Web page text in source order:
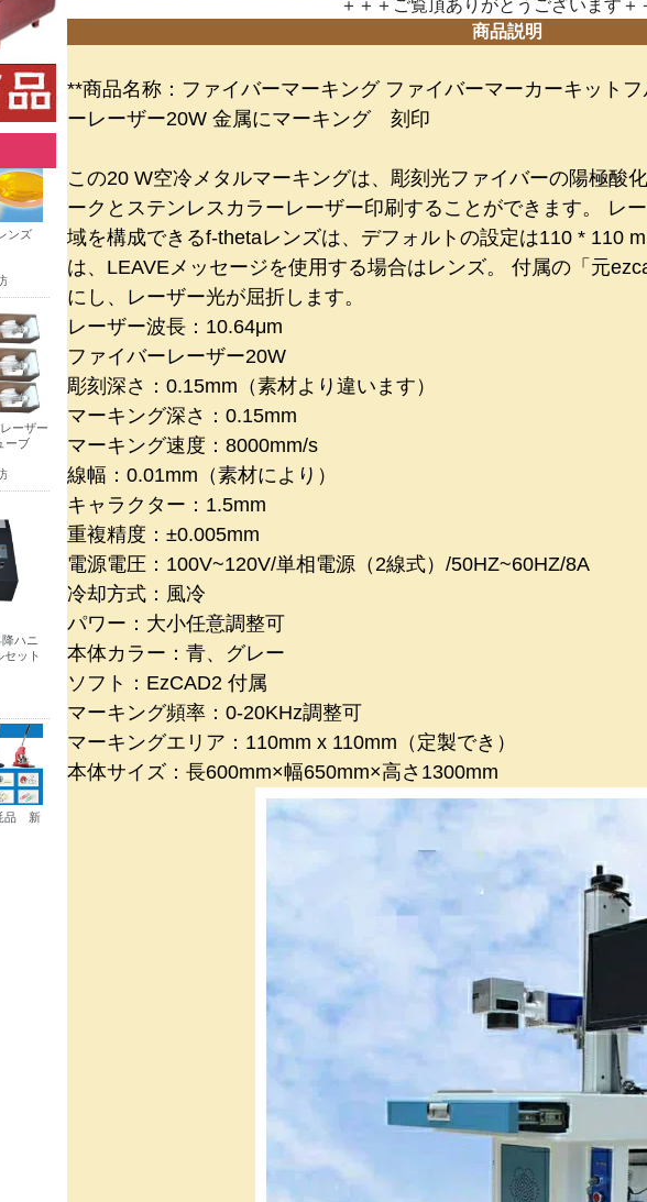
ンズ
ーザー
ーブ
ット
品 新
＋＋＋ご覧頂ありがとうございます＋
商品説明
**商品名称：ファイバーマーキング ファイバーマーカーキット
ーレーザー20W 金属にマーキング 刻印
この20 W空冷メタルマーキングは、彫刻光ファイバーの陽極酸
ークとステンレスカラーレーザー印刷することができます。 レ
域を構成できるf-thetaレンズは、デフォルトの設定は110 * 110
は、LEAVEメッセージを使用する場合はレンズ。 付属の「元
にし、レーザー光が屈折します。
レーザー波長：10.64μm
ファイバーレーザー20W
彫刻深さ：0.15mm（素材より違います）
マーキング深さ：0.15mm
マーキング速度：8000mm/s
線幅：0.01mm（素材により）
キャラクター：1.5mm
重複精度：±0.005mm
電源電圧：100V~120V/単相電源（2線式）/50HZ~60HZ/8A
冷却方式：風冷
パワー：大小任意調整可
本体カラー：青、グレー
ソフト：EzCAD2 付属
マーキング頻率：0-20KHz調整可
マーキングエリア：110mm x 110mm（定製でき）
本体サイズ：長600mm×幅650mm×高さ1300mm